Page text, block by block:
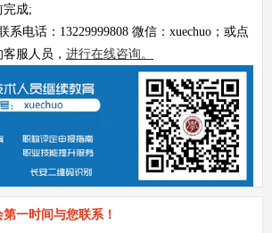
完成;
系电话：13229999808 微信：xuechuo；或点
服人员， 进行在线咨询。
一时间与您联系！